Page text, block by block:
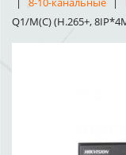
Q1/M(C) (H.265+,